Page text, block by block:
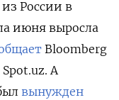
России в
июня выросла
Bloomberg
А
вынужден